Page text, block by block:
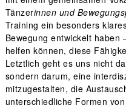
Tänzerinnen und
Training ein besonders
Bewegung entwickelt haben
helfen können, diese
Letztlich geht es uns nicht
sondern darum, eine
mitzugestalten, die
unterschiedliche Formen